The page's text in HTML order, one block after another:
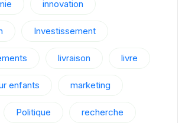
innovation
Investissement
livraison livre
enfants marketing
Politique recherche